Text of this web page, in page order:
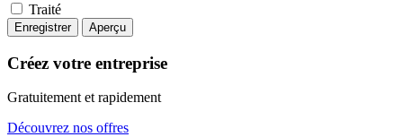
Traité
Créez votre entreprise
Gratuitement et rapidement
Découvrez nos offres